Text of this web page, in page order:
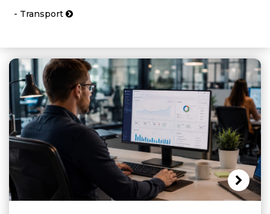
- Transport